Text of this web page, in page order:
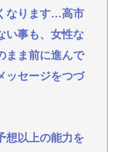
なります…高市
い事も、女性な
まま前に進んで
ッセージをつづ
想以上の能力を